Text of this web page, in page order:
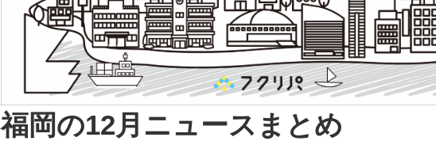
福岡の12月ニュースまとめ